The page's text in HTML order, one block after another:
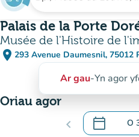
Chwilio am sefydliad
Palais de la Porte
Musée de l'Histoire de
place 293 Avenue Daumesnil, 75012
(agor yn
(tab
Ar gau-Yn agor
Oriau agor
chevron_left calendar_today O
.Agor y